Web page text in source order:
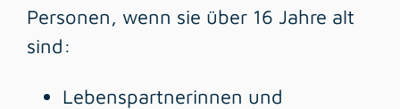
Personen, wenn sie über 16 Jahre alt
sind:
Lebenspartnerinnen und